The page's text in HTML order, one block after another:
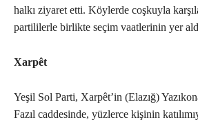
halkı ziyaret etti. Köylerde coşkuyla
partililerle birlikte seçim vaatlerinin yer
Xarpêt
Yeşil Sol Parti, Xarpêt’in (Elazığ)
Fazıl caddesinde, yüzlerce kişinin